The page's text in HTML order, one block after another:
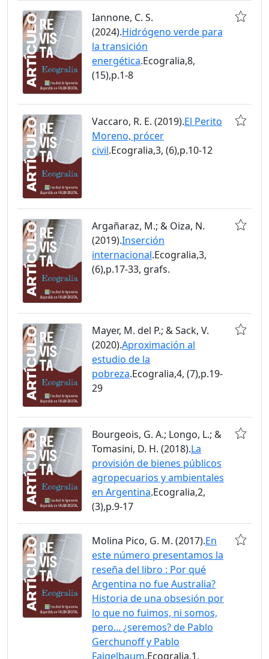
Iannone, C. S.
(2024).Hidrógeno verde para
la transición
energética.Ecogralia,8,
(15),p.1-8
Vaccaro, R. E. (2019).El Perito
Moreno, prócer
civil.Ecogralia,3, (6),p.10-12
Argañaraz, M.; & Oiza, N.
(2019).Inserción
internacional.Ecogralia,3,
(6),p.17-33, grafs.
Mayer, M. del P.; & Sack, V.
(2020).Aproximación al
estudio de la
pobreza.Ecogralia,4, (7),p.19-
29
Bourgeois, G. A.; Longo, L.; &
Tomasini, D. H. (2018).La
provisión de bienes públicos
agropecuarios y ambientales
en Argentina.Ecogralia,2,
(3),p.9-17
Molina Pico, G. M. (2017).En
este número presentamos la
reseña del libro : Por qué
Argentina no fue Australia?
Historia de una obsesión por
lo que no fuimos, ni somos,
pero... ¿seremos? de Pablo
Gerchunoff y Pablo
Fajgelbaum.Ecogralia,1,